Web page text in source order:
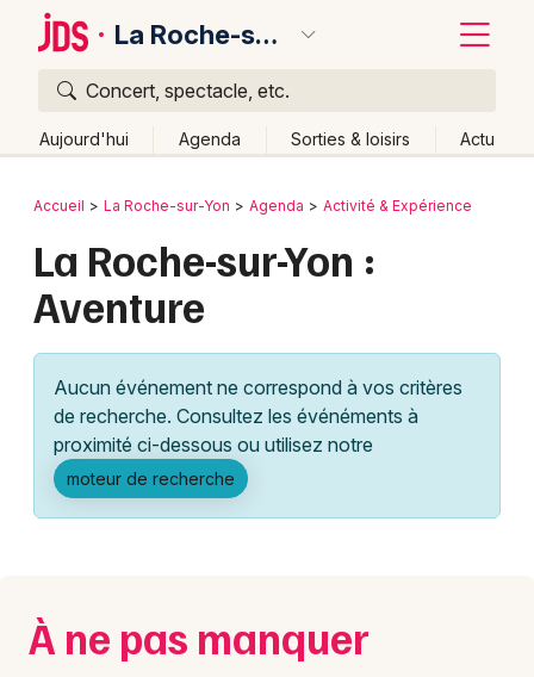
La Roche-sur-Yon
Concert, spectacle, etc.
Aujourd'hui Agenda Sorties & loisirs Actu
Publier un événement
Grands événements
Activité & Expérience
Manifestations
Foires & salons
Concerts
Bordeaux
Colmar
Lille
Lyon
Marseille
Mulhouse
Nice
Retour
Accueil La Roche-sur-Yon Agenda Activité & Expérience
La Roche-sur-Yon :
Aventure
Aucun événement ne correspond à vos critères
de recherche. Consultez les événéments à
proximité ci-dessous ou utilisez notre
moteur de recherche
À ne pas manquer
Quoi ?
Où ?
Pays de la Loire
Partout Près de moi
Quand ?
Aujourd'hui
Demain Ce week-end Autre